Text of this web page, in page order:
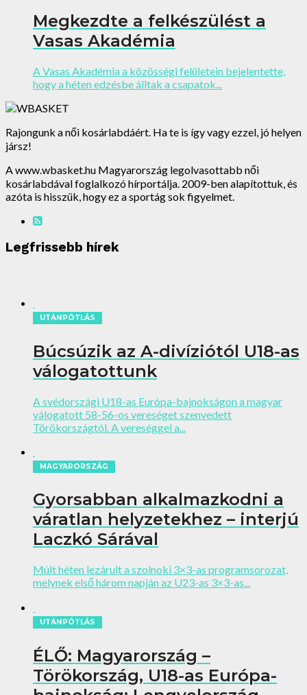
Megkezdte a felkészülést a
Vasas Akadémia
A Vasas Akadémia a közösségi felületein bejelentette,
hogy a héten edzésbe álltak a csapatok...
Rajongunk a női kosárlabdáért. Ha te is így vagy ezzel, jó helyen
jársz!
A www.wbasket.hu Magyarország legolvasottabb női
kosárlabdával foglalkozó hírportálja. 2009-ben alapítottuk, és
azóta is hisszük, hogy ez a sportág sok figyelmet.
Legfrissebb hírek
UTÁNPÓTLÁS
Búcsúzik az A-divíziótól U18-as
válogatottunk
A svédországi U18-as Európa-bajnokságon a magyar
válogatott 58-56-os vereséget szenvedett
Törökországtól. A vereséggel a...
MAGYARORSZÁG
Gyorsabban alkalmazkodni a
váratlan helyzetekhez – interjú
Laczkó Sárával
Múlt héten lezárult a szolnoki 3×3-as programsorozat,
melynek első három napján az U23-as 3×3-as...
UTÁNPÓTLÁS
ÉLŐ: Magyarország –
Törökország, U18-as Európa-